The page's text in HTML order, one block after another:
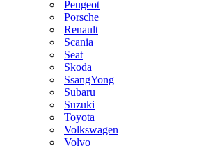
Peugeot
Porsche
Renault
Scania
Seat
Skoda
SsangYong
Subaru
Suzuki
Toyota
Volkswagen
Volvo